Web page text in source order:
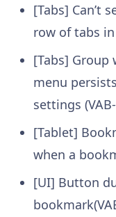
[Tabs] Can’t
row of tabs
[Tabs]
menu
settings
[Tablet]
when a
[UI] Button